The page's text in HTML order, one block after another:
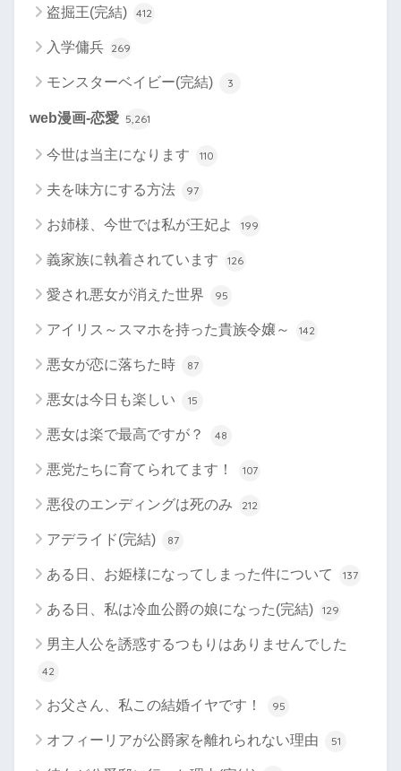
盗掘王(完結) 412
入学傭兵 269
モンスターベイビー(完結) 3
web漫画-恋愛 5,261
今世は当主になります 110
夫を味方にする方法 97
お姉様、今世では私が王妃よ 199
義家族に執着されています 126
愛され悪女が消えた世界 95
アイリス～スマホを持った貴族令嬢～ 142
悪女が恋に落ちた時 87
悪女は今日も楽しい 15
悪女は楽で最高ですが？ 48
悪党たちに育てられてます！ 107
悪役のエンディングは死のみ 212
アデライド(完結) 87
ある日、お姫様になってしまった件について 137
ある日、私は冷血公爵の娘になった(完結) 129
男主人公を誘惑するつもりはありませんでした
42
お父さん、私この結婚イヤです！ 95
オフィーリアが公爵家を離れられない理由 51